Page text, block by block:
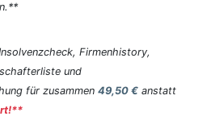
Firmenhistory,
und
für zusammen 49,50 € anstatt